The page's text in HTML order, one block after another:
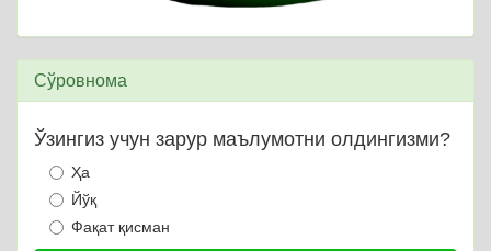
Сўровнома
Ўзингиз учун зарур маълумотни олдингизми?
Ҳа
Йўқ
Фақат қисман